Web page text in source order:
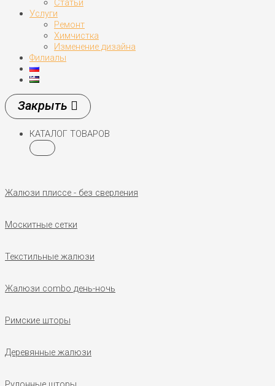
Статьи
Услуги
Ремонт
Химчистка
Изменение дизайна
Филиалы
КАТАЛОГ ТОВАРОВ
Жалюзи плиссе - без сверления
Москитные сетки
Текстильные жалюзи
Жалюзи combo день-ночь
Римские шторы
Деревянные жалюзи